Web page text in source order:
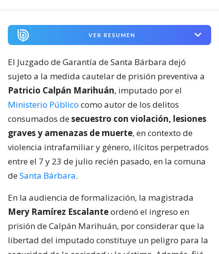
VER RESUMEN
El Juzgado de Garantía de Santa Bárbara dejó
sujeto a la medida cautelar de prisión preventiva a
Patricio Calpán Marihuán, imputado por el
Ministerio Público como autor de los delitos
consumados desecuestro con violación, lesiones
graves y amenazas de muerte, en contexto de
violencia intrafamiliar y género, ilícitos perpetrados
entre el 7 y 23 de julio recién pasado, en la comuna
deSanta Bárbara.
En la audiencia de formalización, la magistrada
Mery Ramírez Escalanteordenó el ingreso en
prisión de Calpán Marihuán, por considerar que la
libertad del imputado constituye un peligro para la